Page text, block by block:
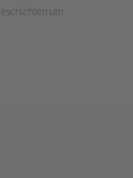
um